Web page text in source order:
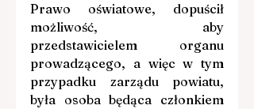
Prawo oświatowe, dopuścił
możliwość, aby
przedstawicielem organu
prowadzącego, a więc w tym
przypadku zarządu powiatu,
była osoba będąca członkiem